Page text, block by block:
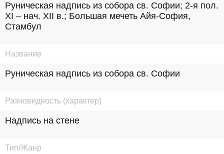
Руническая надпись из собора св. Софии; 2-я пол.
ХI – нач. XII в.; Большая мечеть Айя-София,
Стамбул
Название
Руническая надпись из собора св. Софии
Разновидность (характер)
Надпись на стене
Тип/Жанр